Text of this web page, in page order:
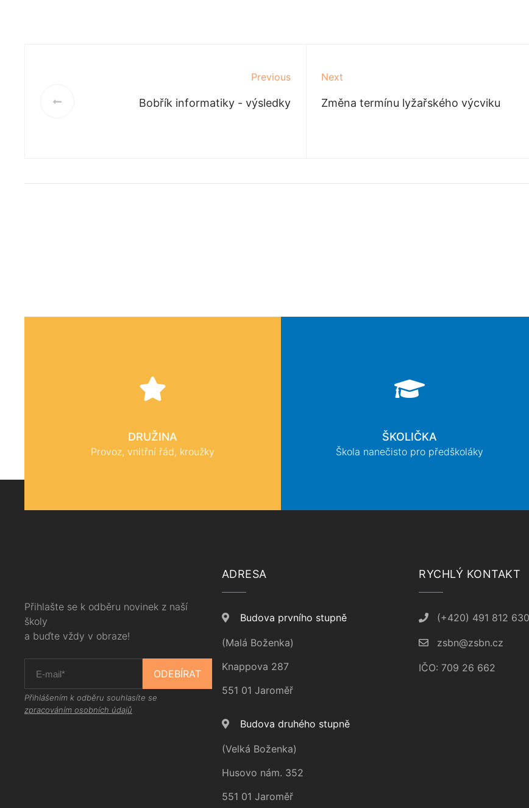
Previous
Bobřík informatiky - výsledky
Next
Změna termínu lyžařského výcviku
DRUŽINA
Provoz, vnitřní řád, kroužky
ŠKOLIČKA
Škola nanečisto pro předškoláky
Přihlašte se k odběru novinek z naší
školy
a buďte vždy v obraze!
ODEBÍRAT
Přihlášením k odběru souhlasíte se
zpracováním osobních údajů
ADRESA
Budova prvního stupně
(Malá Boženka)
Knappova 287
551 01 Jaroměř
Budova druhého stupně
(Velká Boženka)
Husovo nám. 352
551 01 Jaroměř
RYCHLÝ KONTAKT
(+420) 491 812 630
zsbn@zsbn.cz
IČO: 709 26 662